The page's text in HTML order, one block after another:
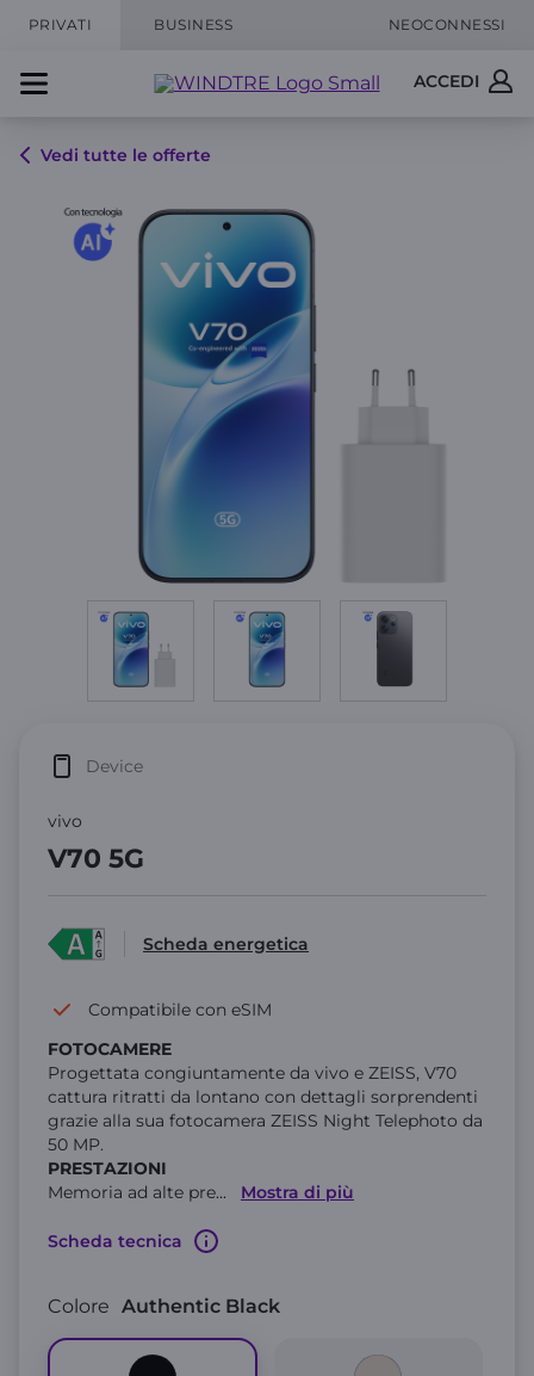
PRIVATI BUSINESS NEOCONNESSI
ACCEDI
Vedi tutte le offerte
vivo
V70 5G
Device
Scheda energetica
Compatibile con eSIM
FOTOCAMERE
Progettata congiuntamente da vivo e ZEISS, V70
cattura ritratti da lontano con dettagli sorprendenti
grazie alla sua fotocamera ZEISS Night Telephoto da
50 MP.
PRESTAZIONI
Memoria ad alte pre... Mostra di più
Scheda tecnica
Colore Authentic Black